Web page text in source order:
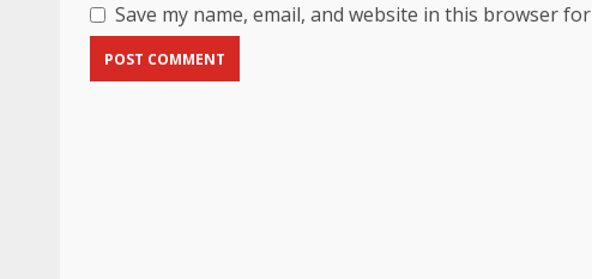
Save my name, email, and website in this browser